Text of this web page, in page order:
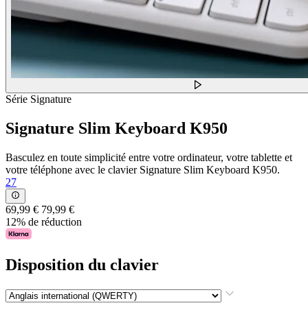
Série Signature
Signature Slim Keyboard K950
Basculez en toute simplicité entre votre ordinateur, votre tablette et
votre téléphone avec le clavier Signature Slim Keyboard K950.
27
69,99 € 79,99 €
12% de réduction
Disposition du clavier